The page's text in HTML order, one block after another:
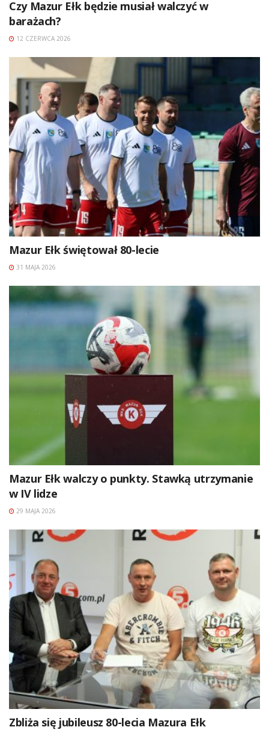
Czy Mazur Ełk będzie musiał walczyć w
barażach?
12 CZERWCA 2026
Mazur Ełk świętował 80-lecie
31 MAJA 2026
Mazur Ełk walczy o punkty. Stawką utrzymanie
w IV lidze
29 MAJA 2026
Zbliża się jubileusz 80-lecia Mazura Ełk